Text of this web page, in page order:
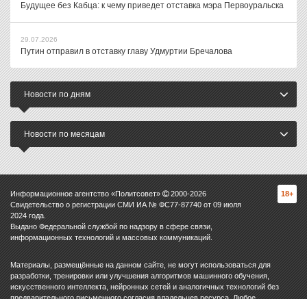
Будущее без Кабца: к чему приведет отставка мэра Первоуральска
29.07.2026
Путин отправил в отставку главу Удмуртии Бречалова
Новости по дням
Новости по месяцам
Информационное агентство «Политсовет» 2000-2026
Свидетельство о регистрации СМИ ИА № ФС77-87740 от 09 июля
2024 года.
Выдано Федеральной службой по надзору в сфере связи,
информационных технологий и массовых коммуникаций.
18+
Материалы, размещённые на данном сайте, не могут использоваться для
разработки, тренировки или улучшения алгоритмов машинного обучения,
искусственного интеллекта, нейронных сетей и аналогичных технологий без